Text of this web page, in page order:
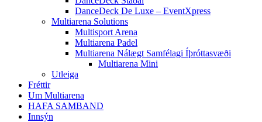
DanceDeck De Luxe – EventXpress
Multiarena Solutions
Multisport Arena
Multiarena Padel
Multiarena Nálægt Samfélagi Íþróttasvæði
Multiarena Mini
Utleiga
Fréttir
Um Multiarena
HAFA SAMBAND
Innsýn